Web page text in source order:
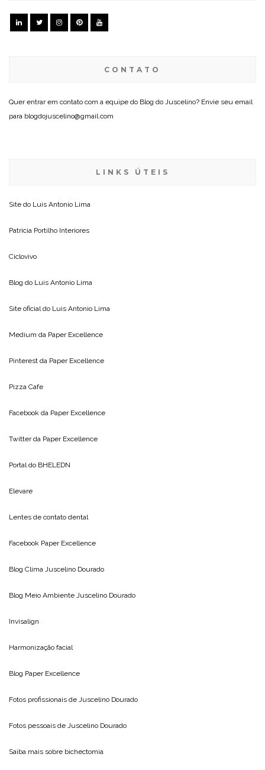
CONTATO
Quer entrar em contato com a equipe do Blog do Juscelino? Envie seu email
para blogdojuscelino@gmail.com
LINKS ÚTEIS
Site do Luis Antonio Lima
Patricia Portilho Interiores
Ciclovivo
Blog do Luis Antonio Lima
Site oficial do Luis Antonio Lima
Medium da Paper Excellence
Pinterest da Paper Excellence
Pizza Cafe
Facebook da Paper Excellence
Twitter da Paper Excellence
Portal do BHELEDN
Elevare
Lentes de contato dental
Facebook Paper Excellence
Blog Clima Juscelino Dourado
Blog Meio Ambiente Juscelino Dourado
Invisalign
Harmonização facial
Blog Paper Excellence
Fotos profissionais de Juscelino Dourado
Fotos pessoais de Juscelino Dourado
Saiba mais sobre bichectomia